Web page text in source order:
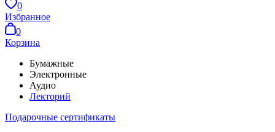
0
Избранное
0
Корзина
Бумажные
Электронные
Аудио
Лекторий
Подарочные сертификаты